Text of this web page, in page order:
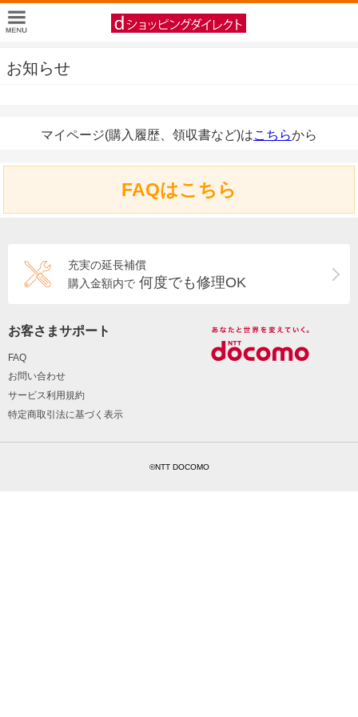
お知らせ
マイページ(購入履歴、領収書など)はこちらから
FAQはこちら
充実の延長補償
購入金額内で 何度でも修理OK
お客さまサポート
FAQ
お問い合わせ
サービス利用規約
特定商取引法に基づく表示
©NTT DOCOMO